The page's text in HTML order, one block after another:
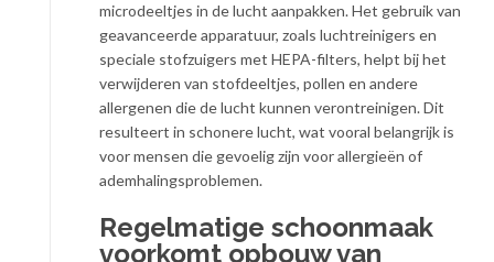
microdeeltjes in de lucht aanpakken. Het gebruik van
geavanceerde apparatuur, zoals luchtreinigers en
speciale stofzuigers met HEPA-filters, helpt bij het
verwijderen van stofdeeltjes, pollen en andere
allergenen die de lucht kunnen verontreinigen. Dit
resulteert in schonere lucht, wat vooral belangrijk is
voor mensen die gevoelig zijn voor allergieën of
ademhalingsproblemen.
Regelmatige schoonmaak
voorkomt opbouw van